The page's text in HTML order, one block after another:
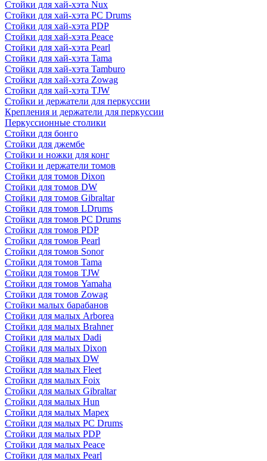
Стойки для хай-хэта Nux
Стойки для хай-хэта PC Drums
Стойки для хай-хэта PDP
Стойки для хай-хэта Peace
Стойки для хай-хэта Pearl
Стойки для хай-хэта Tama
Стойки для хай-хэта Tamburo
Стойки для хай-хэта Zowag
Стойки для хай-хэта TJW
Стойки и держатели для перкуссии
Крепления и держатели для перкуссии
Перкуссионные столики
Стойки для бонго
Стойки для джембе
Стойки и ножки для конг
Стойки и держатели томов
Стойки для томов Dixon
Стойки для томов DW
Стойки для томов Gibraltar
Стойки для томов LDrums
Стойки для томов PC Drums
Стойки для томов PDP
Стойки для томов Pearl
Стойки для томов Sonor
Стойки для томов Tama
Стойки для томов TJW
Стойки для томов Yamaha
Стойки для томов Zowag
Стойки малых барабанов
Стойки для малых Arborea
Стойки для малых Brahner
Стойки для малых Dadi
Стойки для малых Dixon
Стойки для малых DW
Стойки для малых Fleet
Стойки для малых Foix
Стойки для малых Gibraltar
Стойки для малых Hun
Стойки для малых Mapex
Стойки для малых PC Drums
Стойки для малых PDP
Стойки для малых Peace
Стойки для малых Pearl